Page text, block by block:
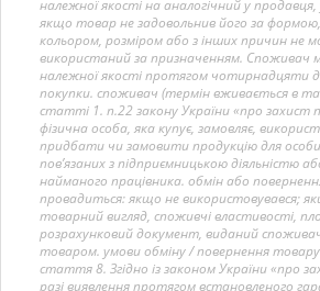
належної якості на аналогічний у
якщо товар не задовольнив його за
кольором, розміром або з інших причин не
використаний за призначенням. Споживач
належної якості протягом чотирнадцяти
покупки. споживач (термін вживається в
статті 1. п.22 закону України «про захист
фізична особа, яка купує, замовляє,
придбати чи замовити продукцію для
пов’язаних з підприємницькою діяльністю
найманого працівника. обмін або
провадиться: якщо не використовувався;
товарний вигляд, споживчі властивості,
розрахунковий документ, виданий
товаром. умови обміну / повернення
стаття 8. Згідно із законом України «про
разі виявлення протягом встановленого